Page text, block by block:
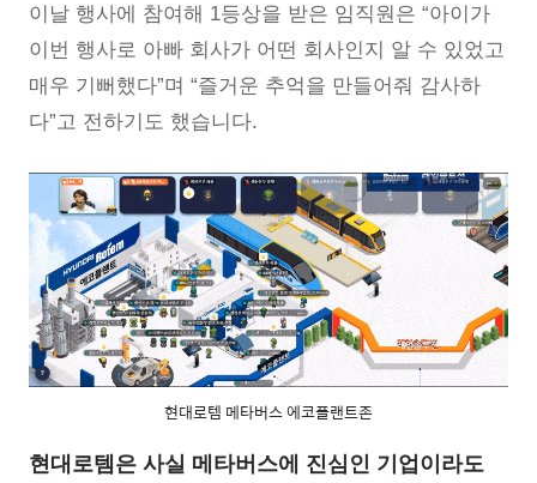
이날 행사에 참여해 1등상을 받은 임직원은 “아이가
이번 행사로 아빠 회사가 어떤 회사인지 알 수 있었고
매우 기뻐했다”며 “즐거운 추억을 만들어줘 감사하
다”고 전하기도 했습니다.
현대로템 메타버스 에코플랜트존
현대로템은 사실 메타버스에 진심인 기업이라도